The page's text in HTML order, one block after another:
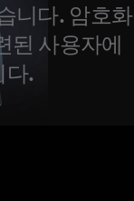
니다. 암호화
된 사용자에
다.